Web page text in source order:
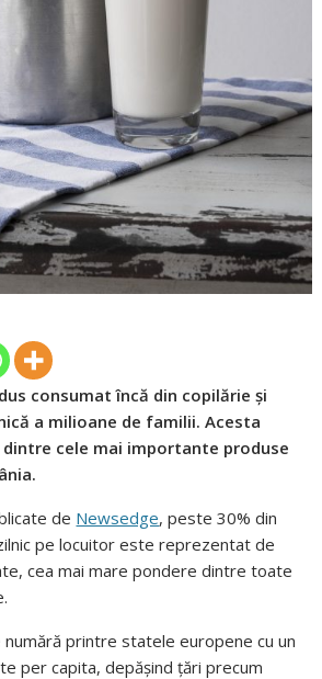
consumat încă din copilărie și
a milioane de familii. Acesta
cele mai importante produse
de Newsedge, peste 30% din
pe locuitor este reprezentat de
cea mai mare pondere dintre toate
numără printre statele europene cu un
per capita, depășind țări precum